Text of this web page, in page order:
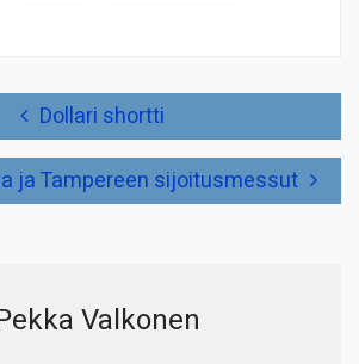
Dollari shortti
ja Tampereen sijoitusmessut
Valkonen